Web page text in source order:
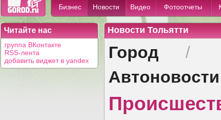
Бизнес Новости Видео Фотоотчеты
Читайте нас
группа ВКонтакте
RSS-лента
добавить виджет в yandex
Новости Тольятти
Город /
Автоновости